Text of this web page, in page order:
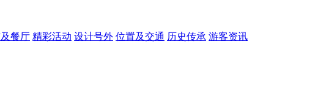
餐厅 精彩活动 设计号外 位置及交通 历史传承 游客资讯